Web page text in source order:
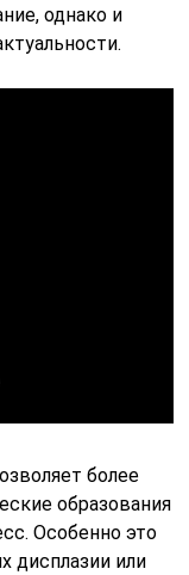
однако и
более
образования
Особенно это
дисплазии или